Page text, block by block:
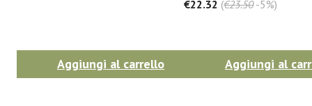
Aggiungi al carrello
€22.32 (€23.50-5%)
Aggiungi al